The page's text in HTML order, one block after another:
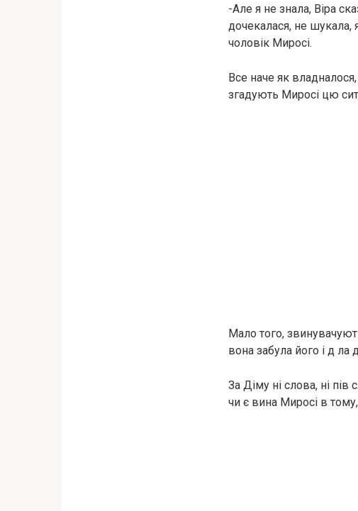
-Але я не знала, Віра
дочекалася, не
чоловік Миросі.
Все наче як
згадують Миросі цю
Мало того,
вона забула його і д ла
За Діму ні слова, ні
чи є вина Миросі в